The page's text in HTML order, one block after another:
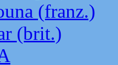
(franz.)
(brit.)